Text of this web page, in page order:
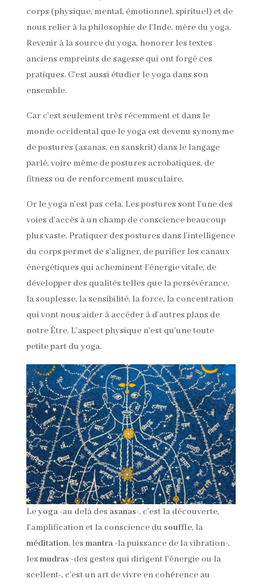
corps (physique, mental, émotionnel, spirituel) et de
nous relier à la philosophie de l’Inde, mère du yoga.
Revenir à la source du yoga, honorer les textes
anciens empreints de sagesse qui ont forgé ces
pratiques. C’est aussi étudier le yoga dans son
ensemble.
Car c’est seulement très récemment et dans le
monde occidental que le yoga est devenu synonyme
de postures (asanas, en sanskrit) dans le langage
parlé, voire même de postures acrobatiques, de
fitness ou de renforcement musculaire.
Or le yoga n’est pas cela. Les postures sont l’une des
voies d’accès à un champ de conscience beaucoup
plus vaste. Pratiquer des postures dans l’intelligence
du corps permet de s’aligner, de purifier les canaux
énergétiques qui acheminent l’énergie vitale, de
développer des qualités telles que la persévérance,
la souplesse, la sensibilité, la force, la concentration
qui vont nous aider à accéder à d’autres plans de
notre Être. L’aspect physique n’est qu’une toute
petite part du yoga.
Leyoga-au delà des asanas-, c’est la découverte,
l’amplification et la conscience du souffle, la
méditation, les mantra-la puissance de la vibration-,
les mudras -des gestes qui dirigent l’énergie ou la
scellent-, c’est un art de vivre en cohérence au